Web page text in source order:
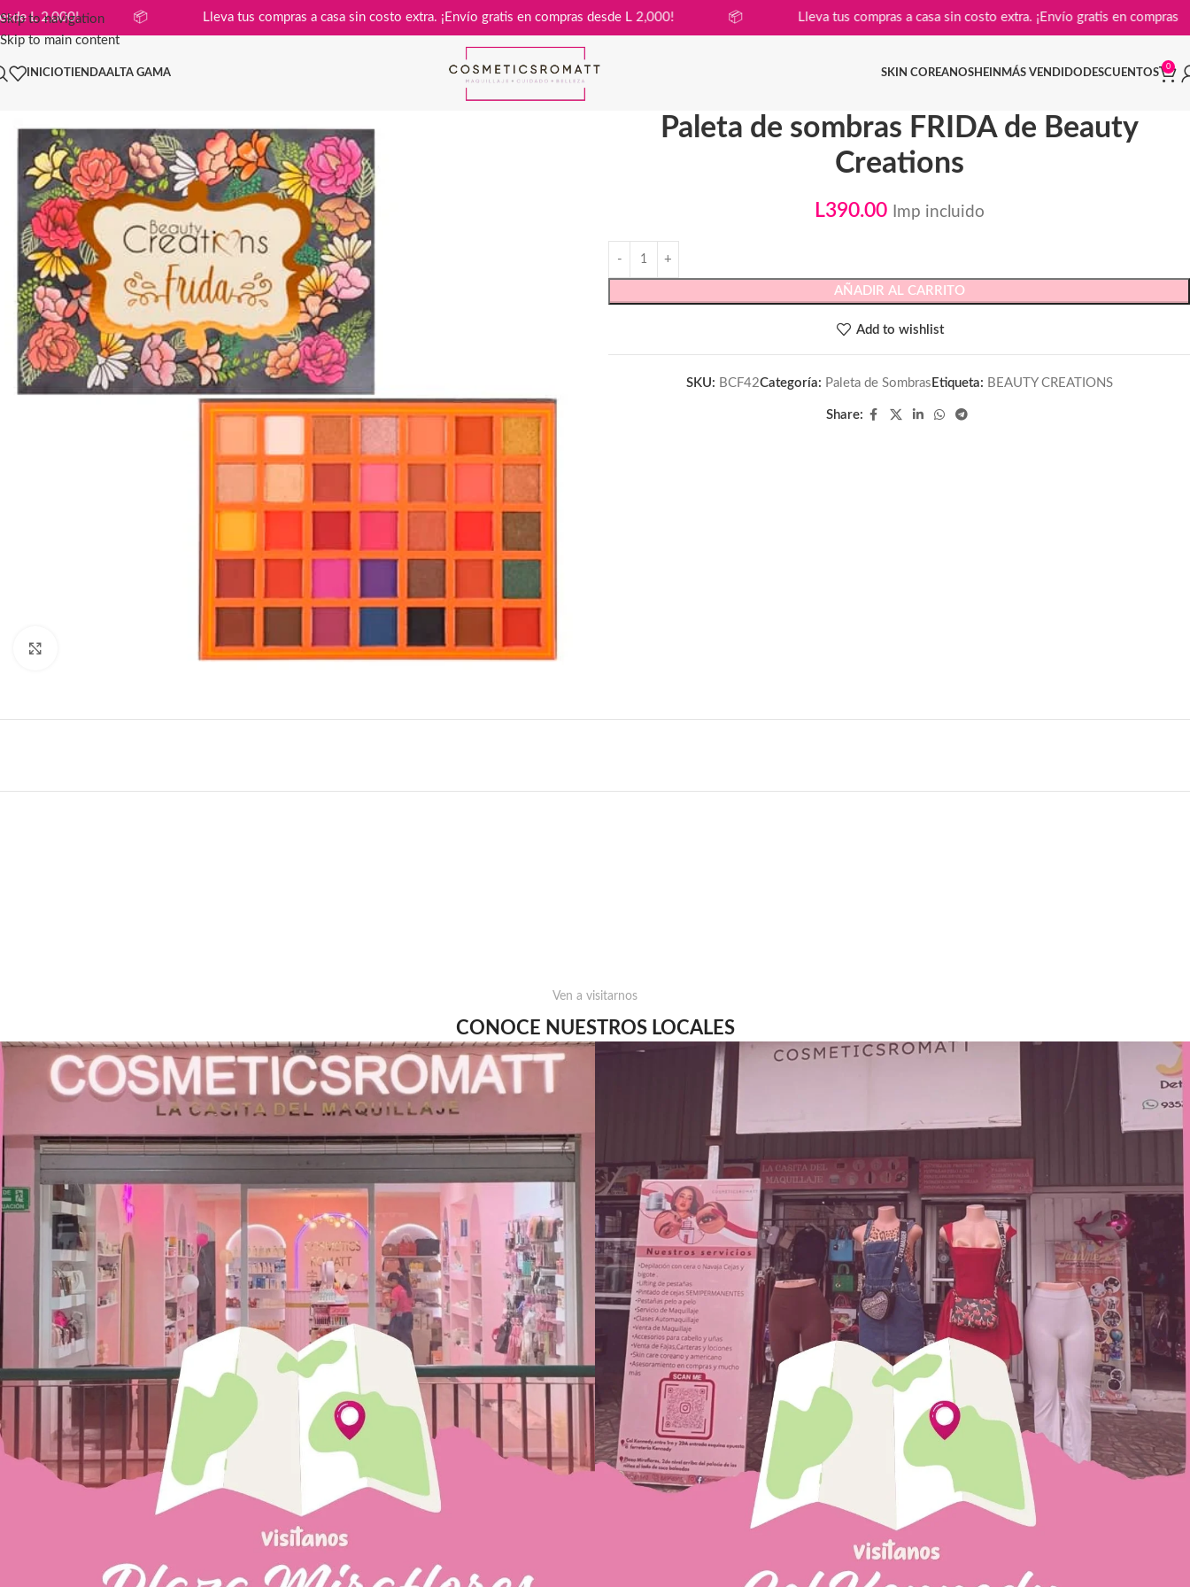
Skip to navigation
Skip to main content
desde L 2,000! Lleva tus compras a casa sin costo extra. ¡Envío gratis en compras desde L 2,000! Lleva tus compras a casa sin costo extra. ¡Envío gratis en
INICIOTIENDAALTA GAMA SKIN COREANOSHEIN MÁS VENDIDO DESCUENTOS
0
Paleta de sombras FRIDA de Beauty
Creations
L390.00 Imp incluido
AÑADIR AL CARRITO
Add to wishlist
SKU: BCF42Categoría: Paleta de Sombras Etiqueta: BEAUTY CREATIONS
Share:
Ven a visitarnos
CONOCE NUESTROS LOCALES